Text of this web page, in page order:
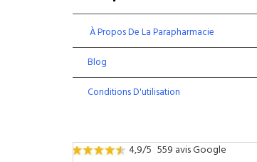
À Propos De La Parapharmacie
Blog
Conditions D'utilisation
4,9/5 559 avis Google